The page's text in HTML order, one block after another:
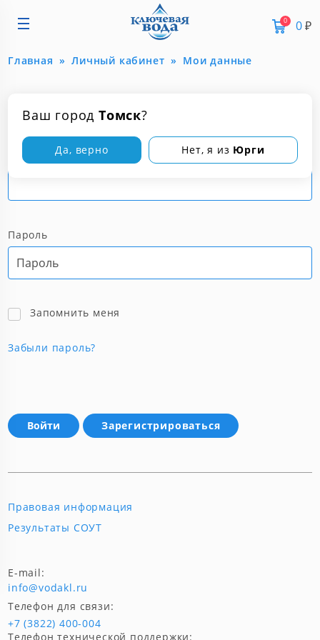
Ваш город Томск?
Да, верно Нет, я из Юрги
0 0₽
Главная Личный кабинет Мои данные
АВТОРИЗАЦИЯ
Логин
Пароль
Запомнить меня
Забыли пароль?
Зарегистрироваться
Правовая информация
Результаты СОУТ
Телефон для связи:
+7 (3822) 400-004
Телефон технической поддержки:
E-mail:
info@vodakl.ru